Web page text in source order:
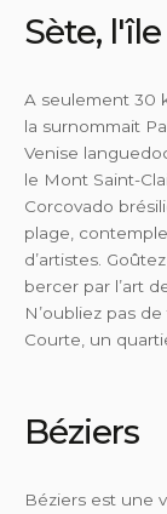
Sète,
A seulement 30
la surnommait
Venise
le Mont Saint-
Corcovado
plage,
d’artistes.
bercer par l’art
N’oubliez pas
Courte, un
Béziers
Béziers est une